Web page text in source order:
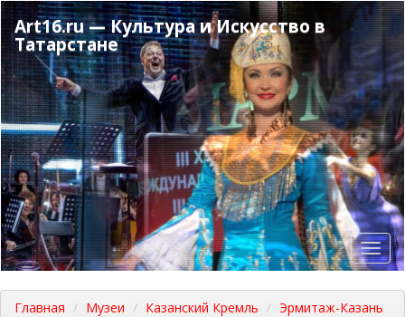
Перейти
к
основному
содержанию
Art16.ru — Культура и Искусство в
Татарстане
Главная Музеи Казанский Кремль
Эрмитаж-Казань